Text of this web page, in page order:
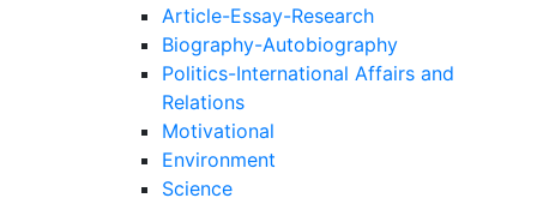
Article-Essay-Research
Biography-Autobiography
Politics-International Affairs and
Relations
Motivational
Environment
Science